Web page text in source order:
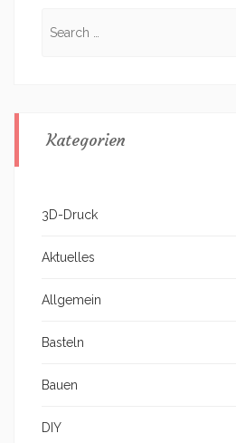
Kategorien
3D-Druck
Aktuelles
Allgemein
Basteln
Bauen
DIY